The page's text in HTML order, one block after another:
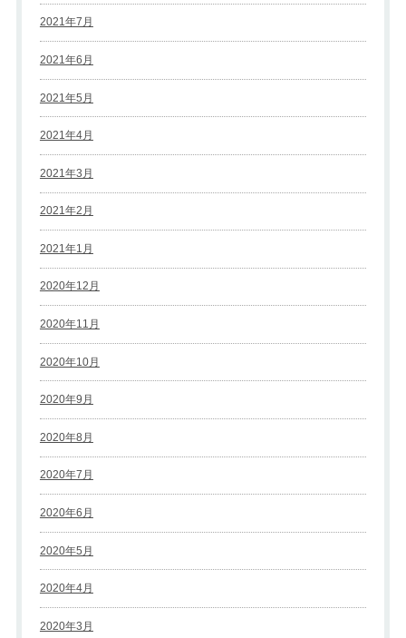
2021年7月
2021年6月
2021年5月
2021年4月
2021年3月
2021年2月
2021年1月
2020年12月
2020年11月
2020年10月
2020年9月
2020年8月
2020年7月
2020年6月
2020年5月
2020年4月
2020年3月